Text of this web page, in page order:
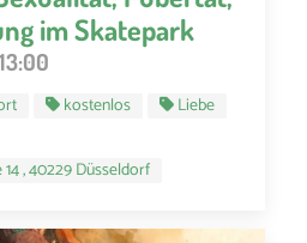
im Skatepark
kostenlos
Liebe
, 40229 Düsseldorf